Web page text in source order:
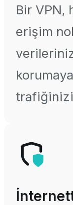
Bir VPN,
erişim